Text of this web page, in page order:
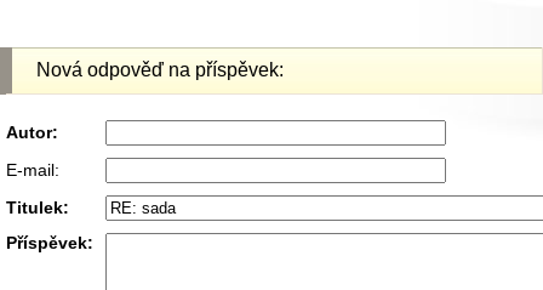
Nová odpověď na příspěvek:
Autor:
E-mail:
Titulek:
Příspěvek: